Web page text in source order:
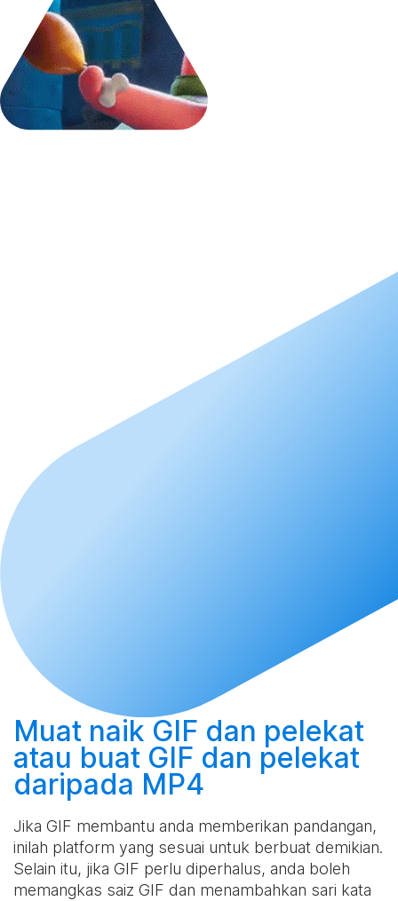
Muat naik GIF dan pelekat
atau buat GIF dan pelekat
daripada MP4
Jika GIF membantu anda memberikan pandangan,
inilah platform yang sesuai untuk berbuat demikian.
Selain itu, jika GIF perlu diperhalus, anda boleh
memangkas saiz GIF dan menambahkan sari kata